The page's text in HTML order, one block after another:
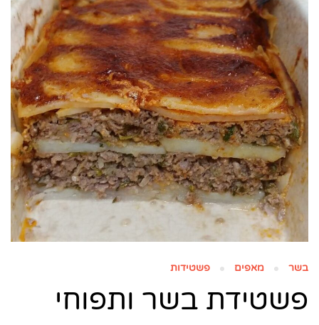
בשר מאפים פשטידות
פשטידת בשר ותפוחי